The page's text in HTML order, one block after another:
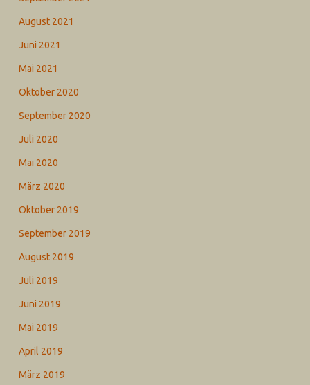
August 2021
Juni 2021
Mai 2021
Oktober 2020
September 2020
Juli 2020
Mai 2020
März 2020
Oktober 2019
September 2019
August 2019
Juli 2019
Juni 2019
Mai 2019
April 2019
März 2019